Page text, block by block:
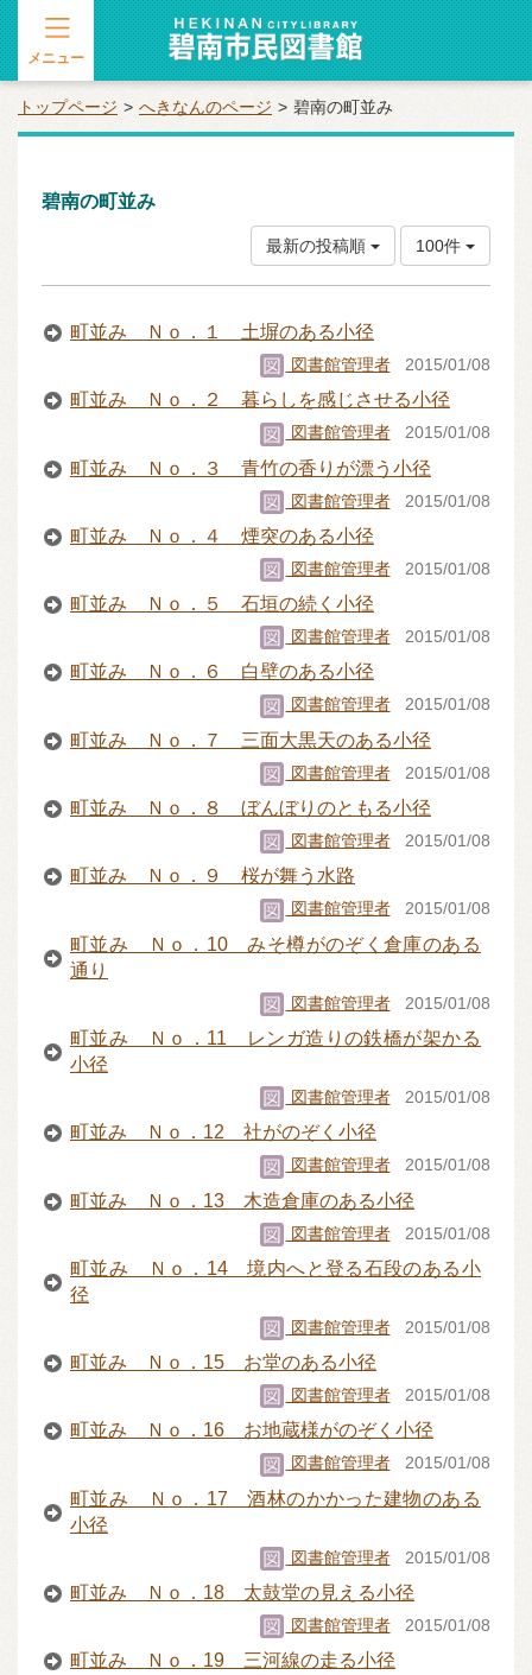
メニュー
トップページ へきなんのページ 碧南の町並み
碧南の町並み
最新の投稿順 100件
町並み Ｎｏ．１ 土塀のある小径
2015/01/08
図書館管理者
町並み Ｎｏ．２ 暮らしを感じさせる小径
2015/01/08
図書館管理者
町並み Ｎｏ．３ 青竹の香りが漂う小径
2015/01/08
図書館管理者
町並み Ｎｏ．４ 煙突のある小径
2015/01/08
図書館管理者
町並み Ｎｏ．５ 石垣の続く小径
2015/01/08
図書館管理者
町並み Ｎｏ．６ 白壁のある小径
2015/01/08
図書館管理者
町並み Ｎｏ．７ 三面大黒天のある小径
2015/01/08
図書館管理者
町並み Ｎｏ．８ ぼんぼりのともる小径
2015/01/08
図書館管理者
町並み Ｎｏ．９ 桜が舞う水路
2015/01/08
図書館管理者
町並み Ｎｏ．10 みそ樽がのぞく倉庫のある
通り
2015/01/08
図書館管理者
町並み Ｎｏ．11 レンガ造りの鉄橋が架かる
小径
2015/01/08
図書館管理者
町並み Ｎｏ．12 社がのぞく小径
2015/01/08
図書館管理者
町並み Ｎｏ．13 木造倉庫のある小径
2015/01/08
図書館管理者
町並み Ｎｏ．14 境内へと登る石段のある小
径
2015/01/08
図書館管理者
町並み Ｎｏ．15 お堂のある小径
2015/01/08
図書館管理者
町並み Ｎｏ．16 お地蔵様がのぞく小径
2015/01/08
図書館管理者
町並み Ｎｏ．17 酒林のかかった建物のある
小径
2015/01/08
図書館管理者
町並み Ｎｏ．18 太鼓堂の見える小径
2015/01/08
図書館管理者
町並み Ｎｏ．19 三河線の走る小径